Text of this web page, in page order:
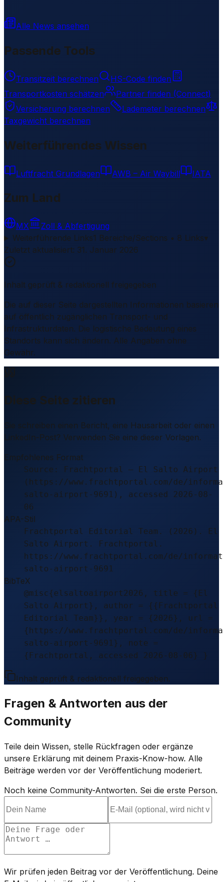
Alle News ansehen
Passende Tools
Transitzeit berechnen
HS-Code finden
Transportkosten schätzen
Partner finden (Connect)
Versicherung berechnen
Lademeter berechnen
Taxgewicht berechnen
Weiterführendes Wissen
Luftfracht Grundlagen AWB – Air Waybill IATA
Zum Land
MX
Zoll & Abfertigung
Weiterführende Links1 Bereiche/Sections • 8 Links▾
Zuletzt aktualisiert: 31. Januar 2026
Inhalt geprüft & redaktionell freigegeben
Die auf dieser Seite dargestellten Informationen basieren
auf öffentlich zugänglichen Transport- und
Infrastrukturdaten. Die logistische Bedeutung eines
Standorts kann sich ändern. Alle Angaben ohne
Gewähr.
Diese Seite zitieren
Sie schreiben einen Bericht, eine Hausarbeit oder einen
LinkedIn-Post? Verwenden Sie eine dieser Vorlagen.
Empfohlenes Format
Source: Frachtportal – El Salto Airport
(https://www.frachtportal.com/de/
salto-airport-9691), accessed 2026-08-
06
APA-Stil
Frachtportal Editorial Team. (2026). El
Salto Airport. Frachtportal.
https://www.frachtportal.com/de/
salto-airport-9691
BibTeX
@misc{elsaltoairport2026, title = {El
Salto Airport}, author = {{Frachtportal
Editorial Team}}, year = {2026}, url =
{https://www.frachtportal.com/de/
salto-airport-9691}, note =
{Frachtportal, accessed 2026-08-06} }
Inhalt geprüft & redaktionell freigegeben.
Fragen & Antworten aus der
Community
Teile dein Wissen, stelle Rückfragen oder ergänze
unsere Erklärung mit deinem Praxis-Know-how. Alle
Beiträge werden vor der Veröffentlichung moderiert.
Noch keine Community-Antworten. Sei die erste Person.
Wir prüfen jeden Beitrag vor der Veröffentlichung. Deine